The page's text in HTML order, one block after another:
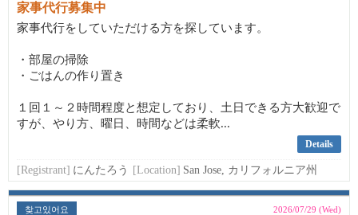
家事代行募集中
家事代行をしていただける方を探しています。
・部屋の掃除
・ごはんの作り置き
１回１～２時間程度と想定しており、土日できる方大歓迎で
すが、やり方、曜日、時間などは柔軟...
Details
[Registrant] にんたろう [Location] San Jose, カリフォルニア州
찾고있어요 2026/07/29 (Wed)